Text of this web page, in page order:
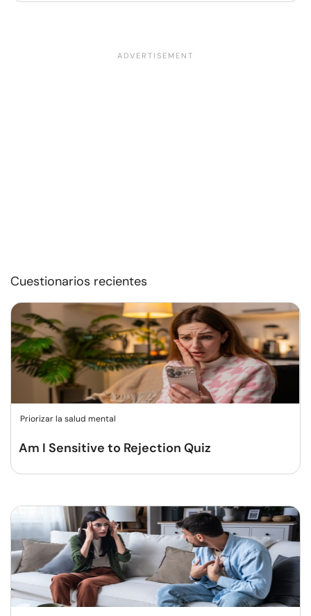
Cuestionarios recientes
Priorizar la salud mental
Am I Sensitive to Rejection Quiz